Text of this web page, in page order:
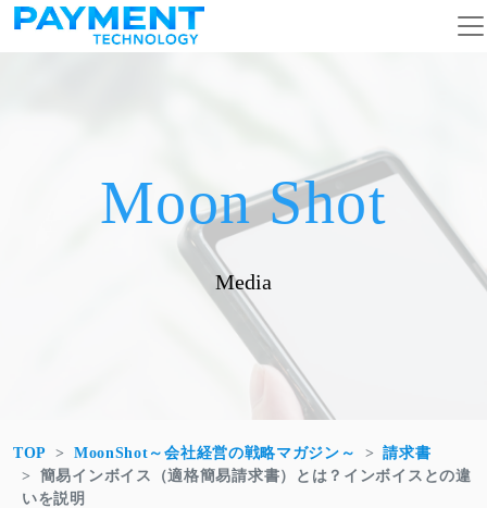
コンテンツへスキップ
メインナビゲーション
Moon Shot
Media
TOP MoonShot～会社経営の戦略マガジン～
請求書
簡易インボイス（適格簡易請求書）とは？インボイスとの違
いを説明